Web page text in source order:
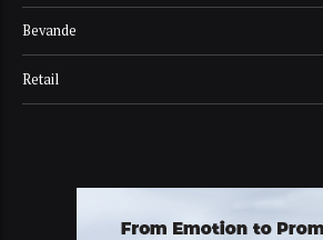
Bevande
Retail